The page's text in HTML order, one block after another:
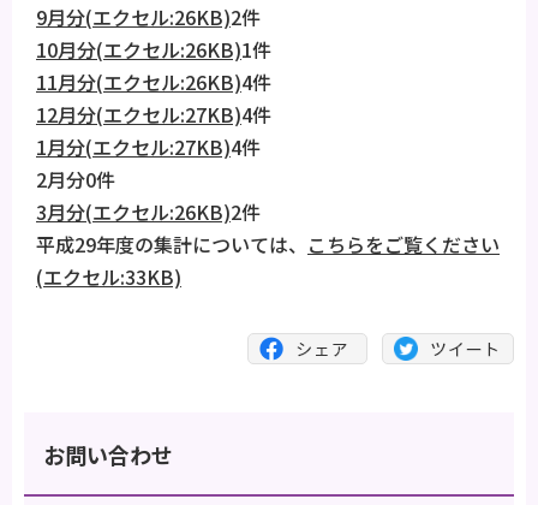
9月分(エクセル:26KB)2件
10月分(エクセル:26KB)1件
11月分(エクセル:26KB)4件
12月分(エクセル:27KB)4件
1月分(エクセル:27KB)4件
2月分0件
3月分(エクセル:26KB)2件
平成29年度の集計については、 こちらをご覧ください
(エクセル:33KB)
お問い合わせ